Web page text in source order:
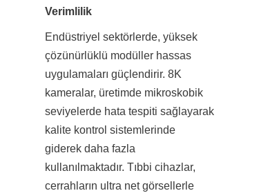
Verimlilik
Endüstriyel sektörlerde, yüksek
çözünürlüklü modüller hassas
uygulamaları güçlendirir. 8K
kameralar, üretimde mikroskobik
seviyelerde hata tespiti sağlayarak
kalite kontrol sistemlerinde
giderek daha fazla
kullanılmaktadır. Tıbbi cihazlar,
cerrahların ultra net görsellerle